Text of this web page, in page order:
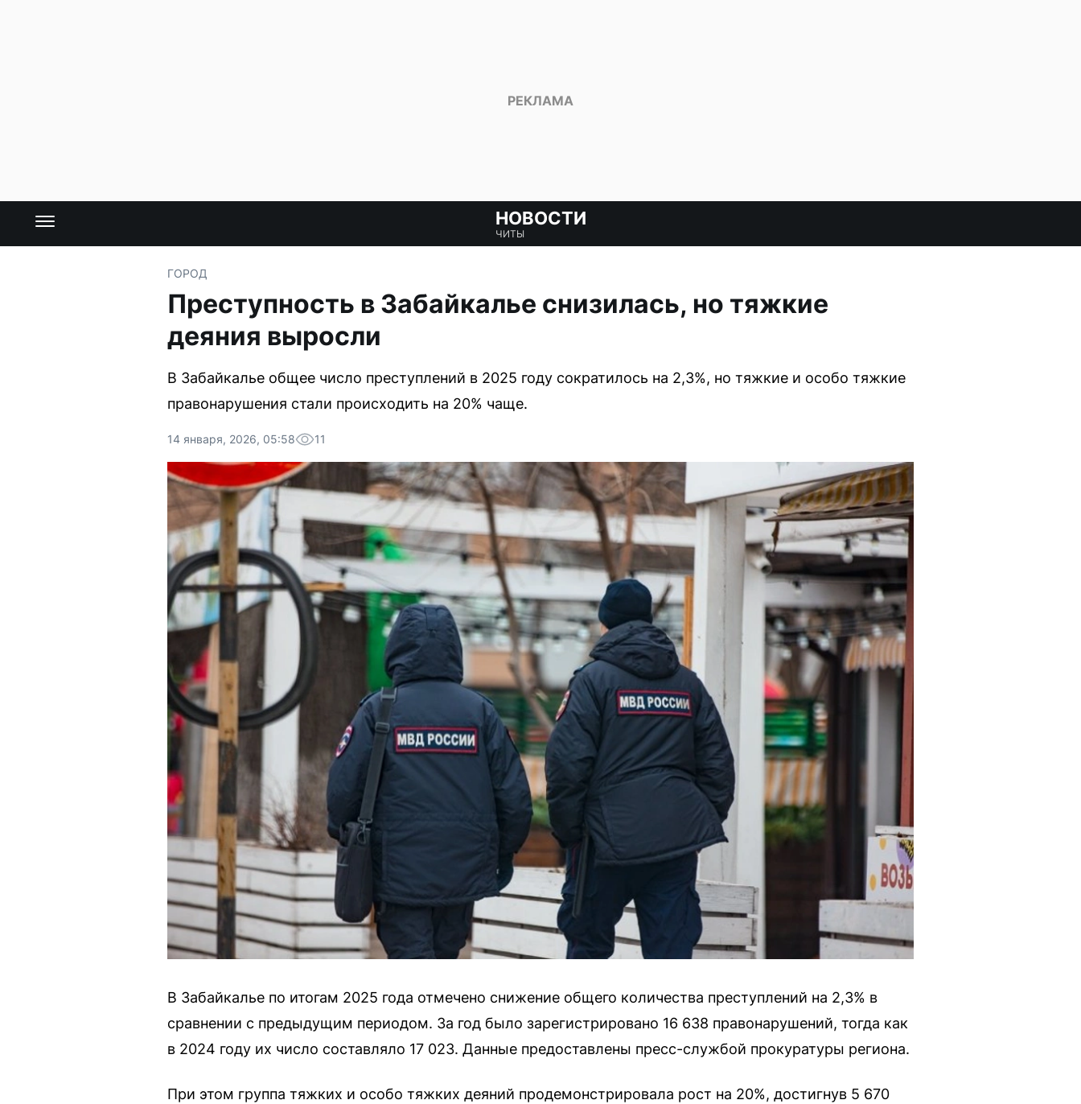
НОВОСТИ
ЧИТЫ
ГОРОД
Преступность в Забайкалье снизилась, но тяжкие
деяния выросли
В Забайкалье общее число преступлений в 2025 году сократилось на 2,3%, но тяжкие и особо тяжкие
правонарушения стали происходить на 20% чаще.
14 января, 2026, 05:58 11
В Забайкалье по итогам 2025 года отмечено снижение общего количества преступлений на 2,3% в
сравнении с предыдущим периодом. За год было зарегистрировано 16 638 правонарушений, тогда как
в 2024 году их число составляло 17 023. Данные предоставлены пресс-службой прокуратуры региона.
При этом группа тяжких и особо тяжких деяний продемонстрировала рост на 20%, достигнув 5 670